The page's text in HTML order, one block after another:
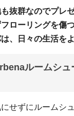
も抜群なのでプレ
ローリングを傷
、日々の生活を
ルームシ
にせずにルームシ